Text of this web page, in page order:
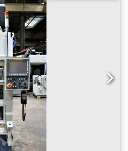
200 mm 4. tengely:
U.A.: (nem
megmunkálóközpont 10
507 forgástengely
E El Iefx Agnorf
Pontos szállítási
információk